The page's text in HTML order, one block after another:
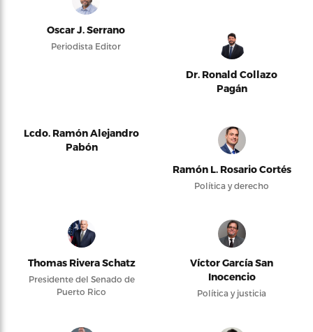
Oscar J. Serrano
Periodista Editor
Dr. Ronald Collazo
Pagán
Lcdo. Ramón Alejandro
Pabón
Ramón L. Rosario Cortés
Política y derecho
Thomas Rivera Schatz
Presidente del Senado de
Puerto Rico
Víctor García San
Inocencio
Política y justicia